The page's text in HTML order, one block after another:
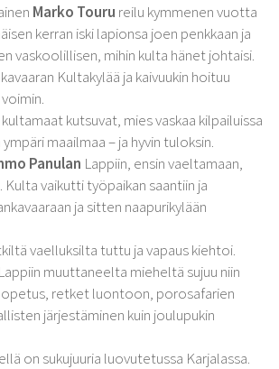
Lehtiarkisto
Tilaus
Mediakortti
Yhteystiedot
Kurkijoki-Säätiö
Myyntituotteet
Marko Touru reilu kymmenen vuotta
kerran iski lapionsa joen penkkaan ja
vaskoolillisen, mihin kulta hänet johtaisi.
Kultakylää ja kaivuukin hoituu
kutsuvat, mies vaskaa kilpailuissa
maailmaa – ja hyvin tuloksin.
Panulan Lappiin, ensin vaeltamaan,
Kulta vaikutti työpaikan saantiin ja
ja sitten naapurikylään
vaelluksilta tuttu ja vapaus kiehtoi.
muuttaneelta mieheltä sujuu niin
opetus, retket luontoon, porosafarien
järjestäminen kuin joulupukin
on sukujuuria luovutetussa Karjalassa.